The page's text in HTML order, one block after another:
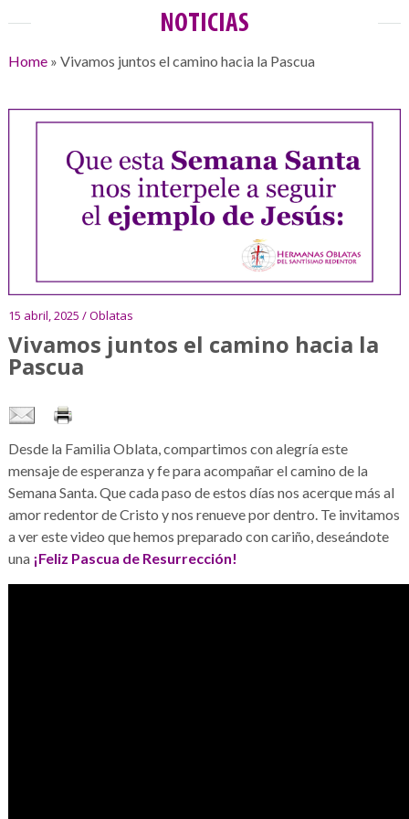
NOTICIAS
Home» Vivamos juntos el camino hacia la Pascua
15 abril, 2025 / Oblatas
Vivamos juntos el camino hacia la
Pascua
Desde la Familia Oblata, compartimos con alegría este
mensaje de esperanza y fe para acompañar el camino de la
Semana Santa. Que cada paso de estos días nos acerque más al
amor redentor de Cristo y nos renueve por dentro. Te invitamos
a ver este video que hemos preparado con cariño, deseándote
una ¡Feliz Pascua de Resurrección!